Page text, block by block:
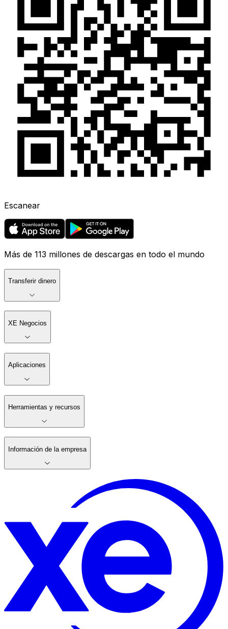
Escanear
Más de 113 millones de descargas en todo el mundo
Transferir dinero
XE Negocios
Aplicaciones
Herramientas y recursos
Información de la empresa